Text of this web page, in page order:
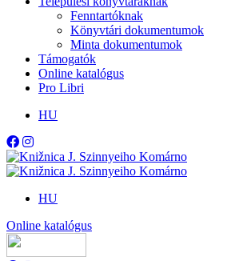
Fenntartóknak
Könyvtári dokumentumok
Minta dokumentumok
Támogatók
Online katalógus
Pro Libri
HU
HU
Online katalógus